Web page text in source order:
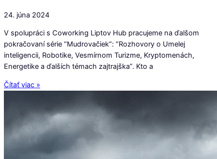
24. júna 2024
V spolupráci s Coworking Liptov Hub pracujeme na ďalšom
pokračovaní série “Mudrovačiek“: “Rozhovory o Umelej
inteligencii, Robotike, Vesmírnom Turizme, Kryptomenách,
Energetike a ďalších témach zajtrajška”. Kto a
Čítať viac »